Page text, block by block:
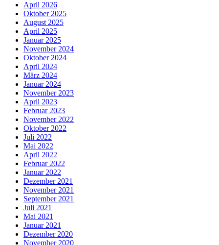
April 2026
Oktober 2025
August 2025
April 2025
Januar 2025
November 2024
Oktober 2024
April 2024
März 2024
Januar 2024
November 2023
April 2023
Februar 2023
November 2022
Oktober 2022
Juli 2022
Mai 2022
April 2022
Februar 2022
Januar 2022
Dezember 2021
November 2021
September 2021
Juli 2021
Mai 2021
Januar 2021
Dezember 2020
November 2020